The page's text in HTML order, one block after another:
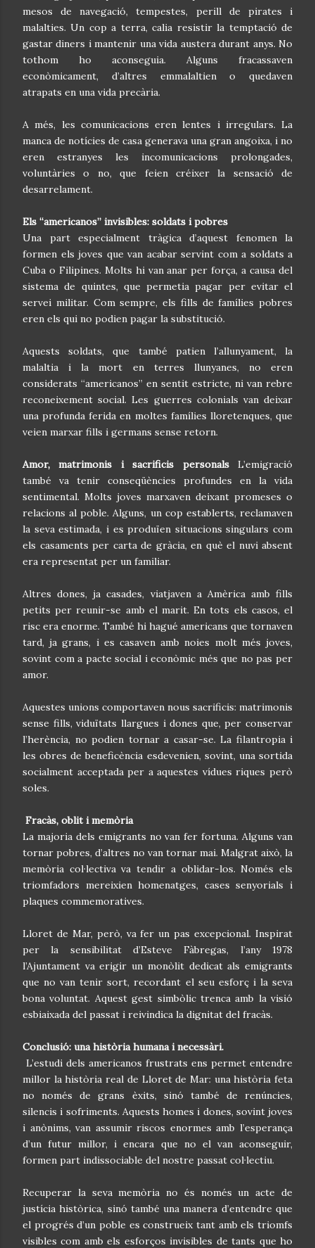
mesos de navegació, tempestes, perill de pirates i
malalties. Un cop a terra, calia resistir la temptació de
gastar diners i mantenir una vida austera durant anys. No
tothom ho aconseguia. Alguns fracassaven
econòmicament, d’altres emmalaltien o quedaven
atrapats en una vida precària.
A més, les comunicacions eren lentes i irregulars. La
manca de notícies de casa generava una gran angoixa, i no
eren estranyes les incomunicacions prolongades,
voluntàries o no, que feien créixer la sensació de
desarrelament.
Els “americanos” invisibles: soldats i pobres
Una part especialment tràgica d’aquest fenomen la
formen els joves que van acabar servint com a soldats a
Cuba o Filipines. Molts hi van anar per força, a causa del
sistema de quintes, que permetia pagar per evitar el
servei militar. Com sempre, els fills de famílies pobres
eren els qui no podien pagar la substitució.
Aquests soldats, que també patien l’allunyament, la
malaltia i la mort en terres llunyanes, no eren
considerats “americanos” en sentit estricte, ni van rebre
reconeixement social. Les guerres colonials van deixar
una profunda ferida en moltes famílies lloretenques, que
veien marxar fills i germans sense retorn.
Amor, matrimonis i sacrificis personalsL’emigració
també va tenir conseqüències profundes en la vida
sentimental. Molts joves marxaven deixant promeses o
relacions al poble. Alguns, un cop establerts, reclamaven
la seva estimada, i es produïen situacions singulars com
els casaments per carta de gràcia, en què el nuvi absent
era representat per un familiar.
Altres dones, ja casades, viatjaven a Amèrica amb fills
petits per reunir-se amb el marit. En tots els casos, el
risc era enorme. També hi hagué americans que tornaven
tard, ja grans, i es casaven amb noies molt més joves,
sovint com a pacte social i econòmic més que no pas per
amor.
Aquestes unions comportaven nous sacrificis: matrimonis
sense fills, viduïtats llargues i dones que, per conservar
l’herència, no podien tornar a casar-se. La filantropia i
les obres de beneficència esdevenien, sovint, una sortida
socialment acceptada per a aquestes vídues riques però
soles.
Fracàs, oblit i memòria
La majoria dels emigrants no van fer fortuna. Alguns van
tornar pobres, d’altres no van tornar mai. Malgrat això, la
memòria col·lectiva va tendir a oblidar-los. Només els
triomfadors mereixien homenatges, cases senyorials i
plaques commemoratives.
Lloret de Mar, però, va fer un pas excepcional. Inspirat
per la sensibilitat d’Esteve Fàbregas, l’any 1978
l’Ajuntament va erigir un monòlit dedicat als emigrants
que no van tenir sort, recordant el seu esforç i la seva
bona voluntat. Aquest gest simbòlic trenca amb la visió
esbiaixada del passat i reivindica la dignitat del fracàs.
Conclusió: una història humana i necessàri.
L’estudi dels americanos frustrats ens permet entendre
millor la història real de Lloret de Mar: una història feta
no només de grans èxits, sinó també de renúncies,
silencis i sofriments. Aquests homes i dones, sovint joves
i anònims, van assumir riscos enormes amb l’esperança
d’un futur millor, i encara que no el van aconseguir,
formen part indissociable del nostre passat col·lectiu.
Recuperar la seva memòria no és només un acte de
justícia històrica, sinó també una manera d’entendre que
el progrés d’un poble es construeix tant amb els triomfs
visibles com amb els esforços invisibles de tants que ho